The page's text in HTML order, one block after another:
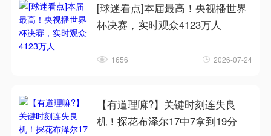
[球迷看点]本届最高！央视播世界
杯决赛，实时观众4123万人
1656 2026-07-24
【有道理嘛?】关键时刻连失良
机！探花布泽尔17中7拿到19分